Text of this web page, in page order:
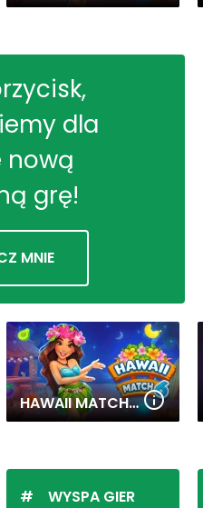
dla
nową
grę!
MNIE
HAWAII MATCH 6
WYSPA GIER